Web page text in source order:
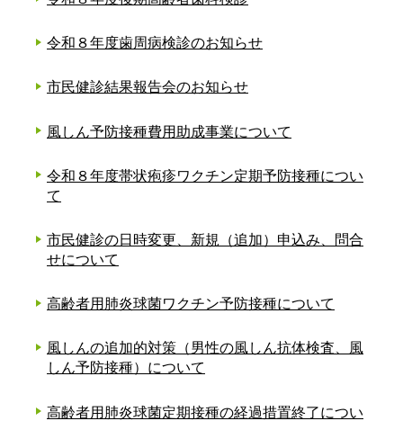
令和８年度歯周病検診のお知らせ
市民健診結果報告会のお知らせ
風しん予防接種費用助成事業について
令和８年度帯状疱疹ワクチン定期予防接種につい
て
市民健診の日時変更、新規（追加）申込み、問合
せについて
高齢者用肺炎球菌ワクチン予防接種について
風しんの追加的対策（男性の風しん抗体検査、風
しん予防接種）について
高齢者用肺炎球菌定期接種の経過措置終了につい